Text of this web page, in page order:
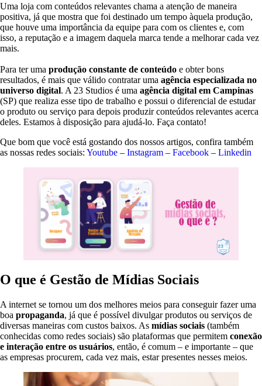
Uma loja com conteúdos relevantes chama a atenção de maneira
positiva, já que mostra que foi destinado um tempo àquela produção,
que houve uma importância da equipe para com os clientes e, com
isso, a reputação e a imagem daquela marca tende a melhorar cada vez
mais.
Para ter uma produção constante de conteúdo e obter bons
resultados, é mais que válido contratar uma agência especializada no
universo digital. A 23 Studios é uma agência digital em Campinas
(SP) que realiza esse tipo de trabalho e possui o diferencial de estudar
o produto ou serviço para depois produzir conteúdos relevantes acerca
deles. Estamos à disposição para ajudá-lo. Faça contato!
Que bom que você está gostando dos nossos artigos, confira também
as nossas redes sociais: Youtube – Instagram – Facebook – Linkedin
O que é Gestão de Mídias Sociais
A internet se tornou um dos melhores meios para conseguir fazer uma
boa propaganda, já que é possível divulgar produtos ou serviços de
diversas maneiras com custos baixos. As mídias sociais (também
conhecidas como redes sociais) são plataformas que permitem conexão
e interação entre os usuários, então, é comum – e importante – que
as empresas procurem, cada vez mais, estar presentes nesses meios.